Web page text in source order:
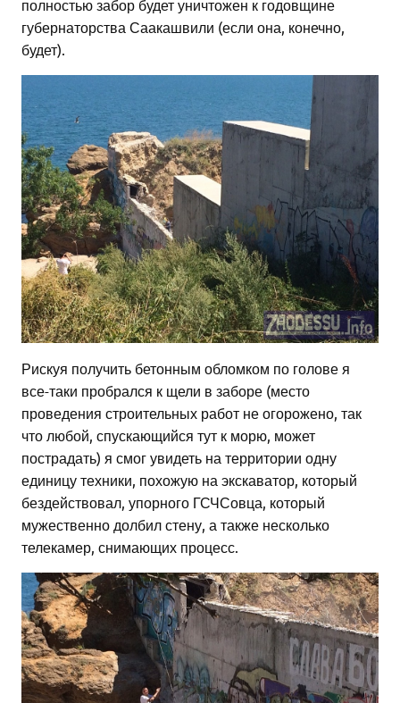
полностью забор будет уничтожен к годовщине
губернаторства Саакашвили (если она, конечно,
будет).
Рискуя получить бетонным обломком по голове я
все-таки пробрался к щели в заборе (место
проведения строительных работ не огорожено, так
что любой, спускающийся тут к морю, может
пострадать) я смог увидеть на территории одну
единицу техники, похожую на экскаватор, который
бездействовал, упорного ГСЧСовца, который
мужественно долбил стену, а также несколько
телекамер, снимающих процесс.